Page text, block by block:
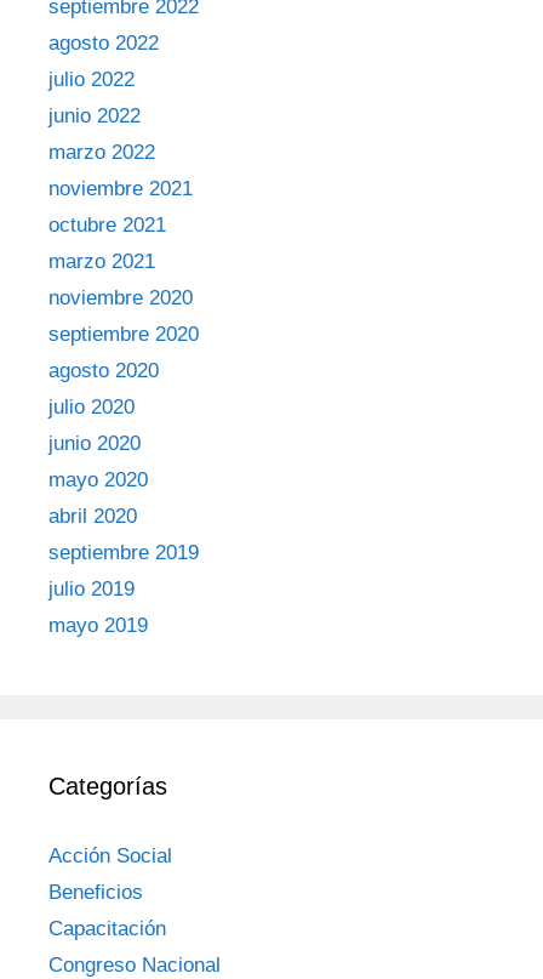
septiembre 2022
agosto 2022
julio 2022
junio 2022
marzo 2022
noviembre 2021
octubre 2021
marzo 2021
noviembre 2020
septiembre 2020
agosto 2020
julio 2020
junio 2020
mayo 2020
abril 2020
septiembre 2019
julio 2019
mayo 2019
Categorías
Acción Social
Beneficios
Capacitación
Congreso Nacional